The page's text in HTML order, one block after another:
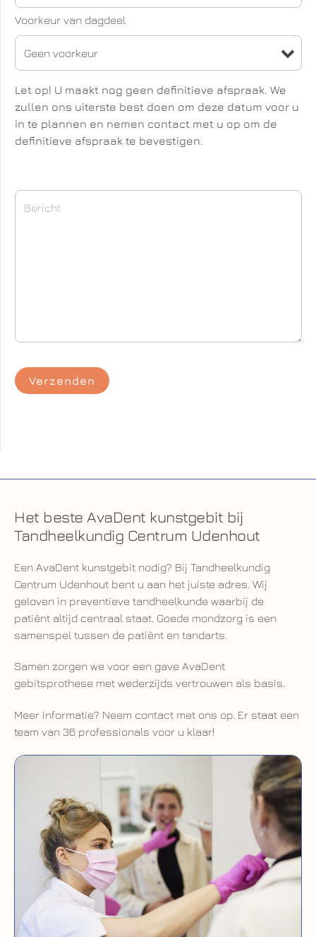
Voorkeur van dagdeel
Let op! U maakt nog geen definitieve afspraak. We
zullen ons uiterste best doen om deze datum voor u
in te plannen en nemen contact met u op om de
definitieve afspraak te bevestigen.
Het beste AvaDent kunstgebit bij
Tandheelkundig Centrum Udenhout
Een AvaDent kunstgebit nodig? Bij Tandheelkundig
Centrum Udenhout bent u aan het juiste adres. Wij
geloven in preventieve tandheelkunde waarbij de
patiënt altijd centraal staat. Goede mondzorg is een
samenspel tussen de patiënt en tandarts.
Samen zorgen we voor een gave AvaDent
gebitsprothese met wederzijds vertrouwen als basis.
Meer informatie? Neem contact met ons op. Er staat een
team van 36 professionals voor u klaar!